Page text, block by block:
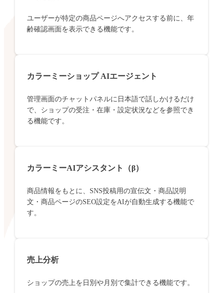
ユーザーが特定の商品ページへアクセスする前に、年
齢確認画面を表示できる機能です。
カラーミーショップ AIエージェント
管理画面のチャットパネルに日本語で話しかけるだけ
で、ショップの受注・在庫・設定状況などを参照でき
る機能です。
カラーミーAIアシスタント（β）
商品情報をもとに、SNS投稿用の宣伝文・商品説明
文・商品ページのSEO設定をAIが自動生成する機能で
す。
売上分析
ショップの売上を日別や月別で集計できる機能です。